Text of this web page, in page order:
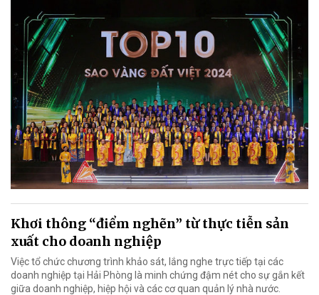
Khơi thông “điểm nghẽn” từ thực tiễn sản
xuất cho doanh nghiệp
Việc tổ chức chương trình khảo sát, lắng nghe trực tiếp tại các
doanh nghiệp tại Hải Phòng là minh chứng đậm nét cho sự gắn kết
giữa doanh nghiệp, hiệp hội và các cơ quan quản lý nhà nước.